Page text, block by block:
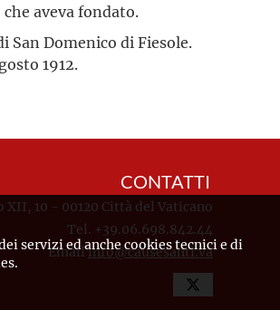
aveva fondato.
San Domenico di Fiesole.
1912.
CONTATTI
XII, 10 - 00120 Città del Vaticano
Tel. +39.06.698.842.44
Emailinfo@causesanti.va
servizi ed anche cookies tecnici e di